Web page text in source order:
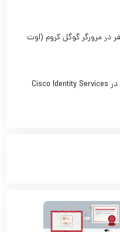
در مرورگر گوگل کروم (اوت
هشدار امنیتی فوری: آسیب‌پذیری بحرانی در Cisco Identity Services